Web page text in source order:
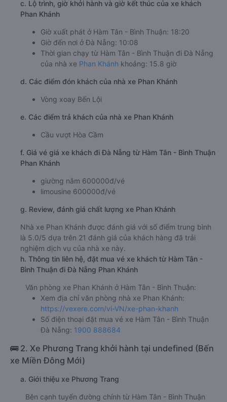
c. Lộ trình, giờ khởi hành và giờ kết thúc của xe khách
Phan Khánh
Giờ xuất phát ở Hàm Tân - Bình Thuận: 18:20
Giờ đến nơi ở Đà Nẵng: 10:08
Thời gian chạy từ Hàm Tân - Bình Thuận đi Đà Nẵng
của nhà xe Phan Khánh khoảng: 15.8 giờ
d. Các điểm đón khách của nhà xe Phan Khánh
Vòng xoay Bến Lội
e. Các điểm trả khách của nhà xe Phan Khánh
Cầu vượt Hòa Cầm
f. Giá vé giá xe khách đi Đà Nẵng từ Hàm Tân - Bình Thuận
Phan Khánh
giường nằm 600000đ/vé
limousine 600000đ/vé
g. Review, đánh giá chất lượng xe Phan Khánh
Nhà xe Phan Khánh được đánh giá với số điểm trung bình
là 5.0/5 dựa trên 21 đánh giá của khách hàng đã trải
nghiệm dịch vụ của nhà xe này.
h. Thông tin liên hệ, đặt mua vé xe khách từ Hàm Tân -
Bình Thuận đi Đà Nẵng Phan Khánh
Văn phòng xe Phan Khánh ở Hàm Tân - Bình Thuận:
Xem địa chỉ văn phòng nhà xe Phan Khánh:
https://vexere.com/vi-VN/xe-phan-khanh
Số điện thoại đặt mua vé xe Hàm Tân - Bình Thuận
Đà Nẵng: 1900 888684
🚌 2. Xe Phương Trang khởi hành tại undefined (Bến
xe Miền Đông Mới)
a. Giới thiệu xe Phương Trang
Bên cạnh tuyến đường chính từ Hàm Tân - Bình Thuận